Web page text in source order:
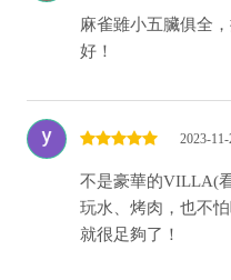
麻雀雖小五臟俱全
好！
2023-
不是豪華的VILLA(
玩水、烤肉，也不
就很足夠了！